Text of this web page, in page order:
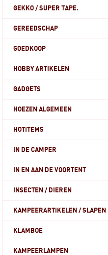
GEKKO / SUPER TAPE.
GEREEDSCHAP
GOEDKOOP
HOBBY ARTIKELEN
GADGETS
HOEZEN ALGEMEEN
HOTITEMS
IN DE CAMPER
IN EN AAN DE VOORTENT
INSECTEN / DIEREN
KAMPEERARTIKELEN / SLAPEN
KLAMBOE
KAMPEERLAMPEN